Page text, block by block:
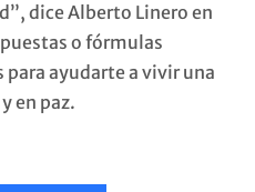
dice Alberto Linero en
o fórmulas
ayudarte a vivir una
en paz.